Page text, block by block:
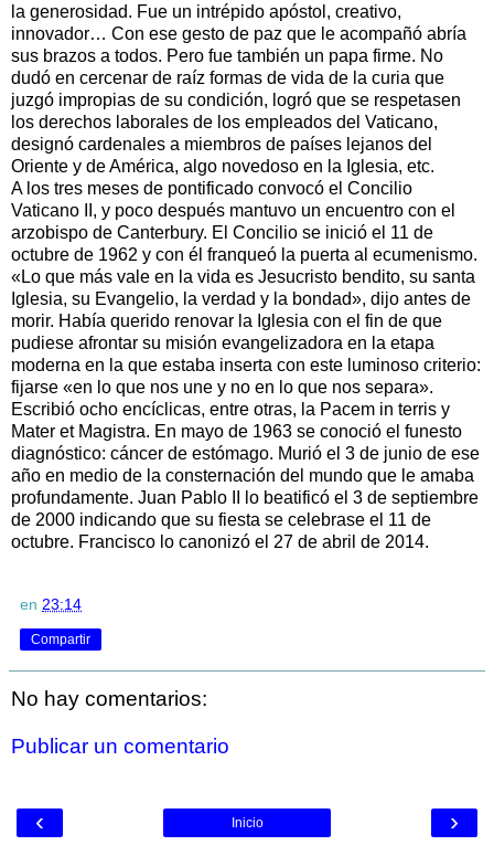
la generosidad. Fue un intrépido apóstol, creativo,
innovador… Con ese gesto de paz que le acompañó abría
sus brazos a todos. Pero fue también un papa firme. No
dudó en cercenar de raíz formas de vida de la curia que
juzgó impropias de su condición, logró que se respetasen
los derechos laborales de los empleados del Vaticano,
designó cardenales a miembros de países lejanos del
Oriente y de América, algo novedoso en la Iglesia, etc.
A los tres meses de pontificado convocó el Concilio
Vaticano II, y poco después mantuvo un encuentro con el
arzobispo de Canterbury. El Concilio se inició el 11 de
octubre de 1962 y con él franqueó la puerta al ecumenismo.
«Lo que más vale en la vida es Jesucristo bendito, su santa
Iglesia, su Evangelio, la verdad y la bondad», dijo antes de
morir. Había querido renovar la Iglesia con el fin de que
pudiese afrontar su misión evangelizadora en la etapa
moderna en la que estaba inserta con este luminoso criterio:
fijarse «en lo que nos une y no en lo que nos separa».
Escribió ocho encíclicas, entre otras, la Pacem in terris y
Mater et Magistra. En mayo de 1963 se conoció el funesto
diagnóstico: cáncer de estómago. Murió el 3 de junio de ese
año en medio de la consternación del mundo que le amaba
profundamente. Juan Pablo II lo beatificó el 3 de septiembre
de 2000 indicando que su fiesta se celebrase el 11 de
octubre. Francisco lo canonizó el 27 de abril de 2014.
en 23:14
Compartir
No hay comentarios:
Publicar un comentario
‹ ›
Inicio